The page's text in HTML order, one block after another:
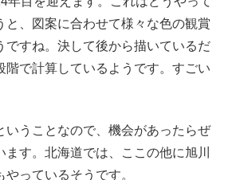
と、図案に合わせて様々な色の観賞
ですね。決して後から描いているだ
階で計算しているようです。すごい
いうことなので、機会があったらぜ
す。北海道では、ここの他に旭川
っているそうです。